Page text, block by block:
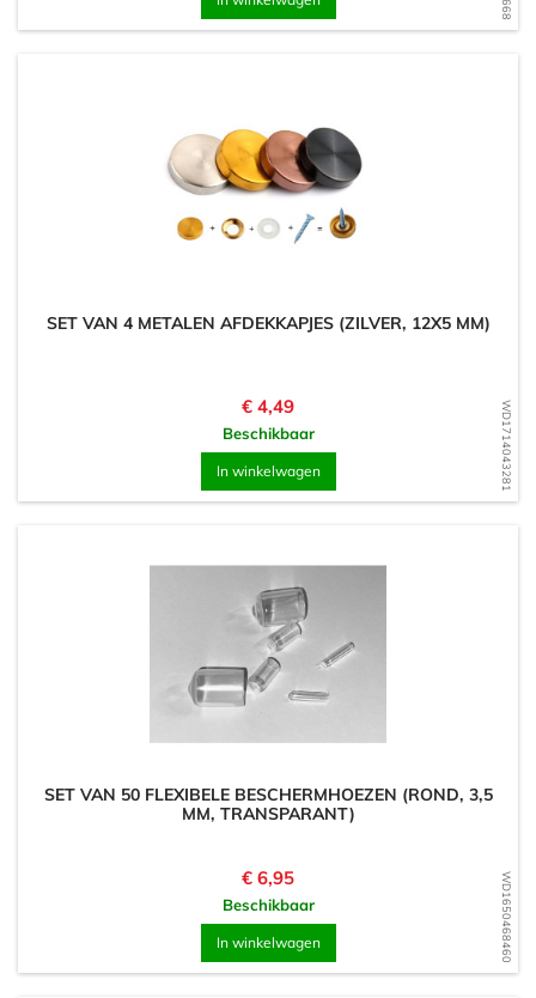
WD1714043281
SET VAN 4 METALEN AFDEKKAPJES (ZILVER, 12X5 MM)
Prijs
€ 4,49
Beschikbaar
In winkelwagen
WD1650468460
SET VAN 50 FLEXIBELE BESCHERMHOEZEN (ROND, 3,5
MM, TRANSPARANT)
Prijs
€ 6,95
Beschikbaar
In winkelwagen